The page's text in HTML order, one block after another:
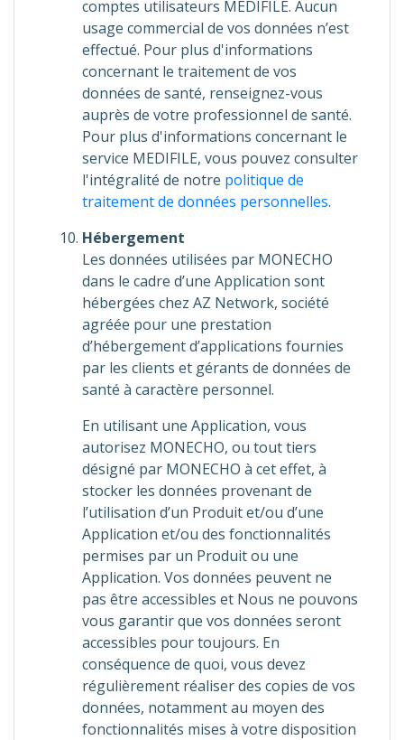
comptes utilisateurs MEDIFILE. Aucun
usage commercial de vos données n’est
effectué. Pour plus d'informations
concernant le traitement de vos
données de santé, renseignez-vous
auprès de votre professionnel de santé.
Pour plus d'informations concernant le
service MEDIFILE, vous pouvez consulter
l'intégralité de notre politique de
traitement de données personnelles.
Hébergement
Les données utilisées par MONECHO
dans le cadre d’une Application sont
hébergées chez AZ Network, société
agréée pour une prestation
d’hébergement d’applications fournies
par les clients et gérants de données de
santé à caractère personnel.
En utilisant une Application, vous
autorisez MONECHO, ou tout tiers
désigné par MONECHO à cet effet, à
stocker les données provenant de
l’utilisation d’un Produit et/ou d’une
Application et/ou des fonctionnalités
permises par un Produit ou une
Application. Vos données peuvent ne
pas être accessibles et Nous ne pouvons
vous garantir que vos données seront
accessibles pour toujours. En
conséquence de quoi, vous devez
régulièrement réaliser des copies de vos
données, notamment au moyen des
fonctionnalités mises à votre disposition